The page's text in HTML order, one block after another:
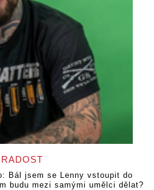
Bál jsem se Lenny vstoupit do
budu mezi samými umělci dělat?